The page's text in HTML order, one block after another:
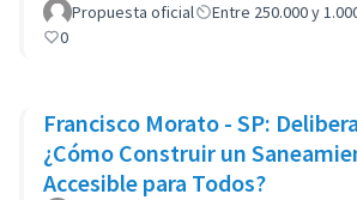
Propuesta oficial Entre 250.000 y
0
Francisco Morato - SP:
¿Cómo Construir un
Accesible para Todos?